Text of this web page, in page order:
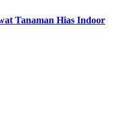
Tanaman Hias Indoor